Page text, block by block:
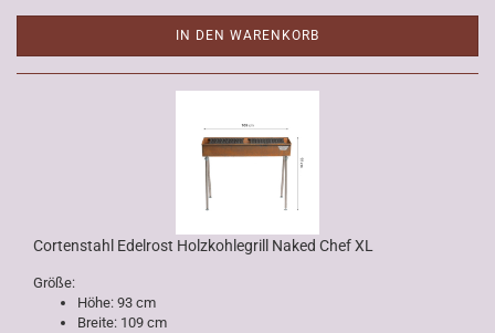
IN DEN WARENKORB
Cortenstahl Edelrost Holzkohlegrill Naked Chef XL
Größe:
Höhe: 93 cm
Breite: 109 cm